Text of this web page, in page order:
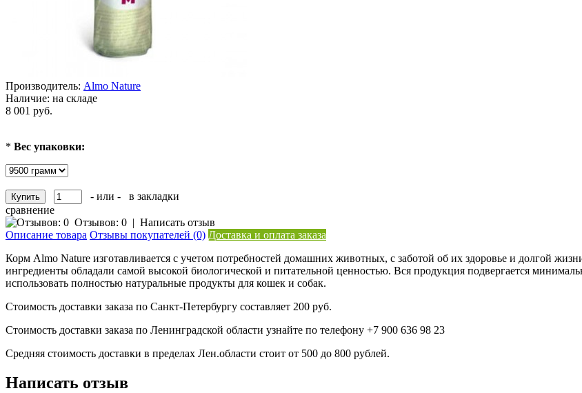
Производитель: Almo Nature
Наличие: на складе
8 001 руб.
* Вес упаковки:
- или -
в закладки
сравнение
Отзывов: 0 | Написать отзыв
Описание товара Отзывы покупателей (0) Доставка и оплата заказа
Корм Almo Nature изготавливается с учетом потребностей домашних животных, с заботой об их здоровье и долгой
ингредиенты обладали самой высокой биологической и питательной ценностью. Вся продукция подвергается
использовать полностью натуральные продукты для кошек и собак.
Стоимость доставки заказа по Санкт-Петербургу составляет 200 руб.
Стоимость доставки заказа по Ленинградской области узнайте по телефону +7 900 636 98 23
Средняя стоимость доставки в пределах Лен.области стоит от 500 до 800 рублей.
Написать отзыв